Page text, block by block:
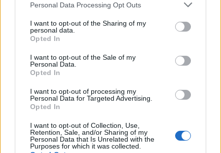
Personal Data Processing Opt Outs
I want to opt-out of the Sharing of my
personal data.
Opted In
I want to opt-out of the Sale of my
Personal Data.
Opted In
I want to opt-out of processing my
Personal Data for Targeted Advertising.
Opted In
I want to opt-out of Collection, Use,
Retention, Sale, and/or Sharing of my
Personal Data that Is Unrelated with the
Purposes for which it was collected.
Η Chery επενδύει 75 εκατ. δολάρια στην KG Mobility
Το FIAT 500 Hybrid τώρα από
18.990 ευρώ
Ατρόμητος και Novibet
2028
18η συνεχόμενη χρονιά για τον ΟΤΕ στη διεθνή σειρά δεικτών
FTSE4Good